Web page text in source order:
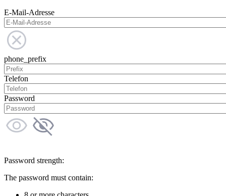
E-Mail-Adresse
phone_prefix
Telefon
Password
Password strength:
The password must contain: